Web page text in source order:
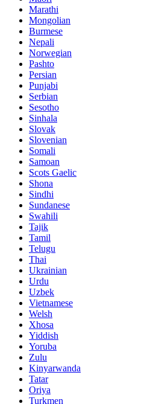
Marathi
Mongolian
Burmese
Nepali
Norwegian
Pashto
Persian
Punjabi
Serbian
Sesotho
Sinhala
Slovak
Slovenian
Somali
Samoan
Scots Gaelic
Shona
Sindhi
Sundanese
Swahili
Tajik
Tamil
Telugu
Thai
Ukrainian
Urdu
Uzbek
Vietnamese
Welsh
Xhosa
Yiddish
Yoruba
Zulu
Kinyarwanda
Tatar
Oriya
Turkmen